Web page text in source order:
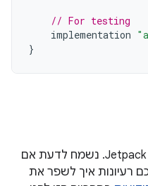
// For testing
implementation
המשוב שלכם עוזר לנו לשפר את Jetpack. נשמח לדעת אם
רעיונות איך לשפר את